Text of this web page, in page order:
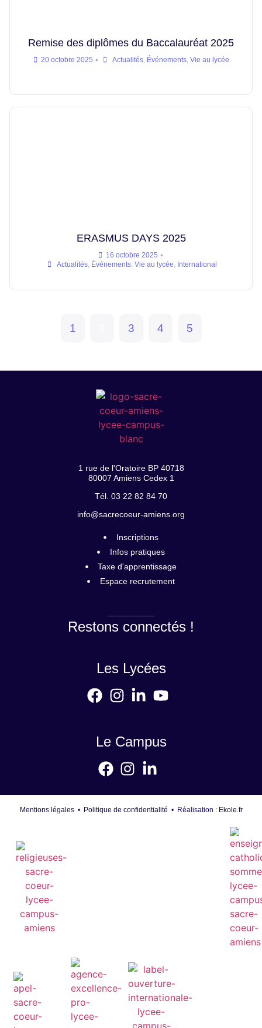
Remise des diplômes du Baccalauréat 2025
20 octobre 2025 • Actualités, Événements, Vie au lycée
ERASMUS DAYS 2025
16 octobre 2025 •
Actualités, Événements, Vie au lycée, International
1 3 4 5
1 rue de l'Oratoire BP 40718
80007 Amiens Cedex 1
Tél. 03 22 82 84 70
info@sacrecoeur-amiens.org
Inscriptions
Infos pratiques
Taxe d'apprentissage
Espace recrutement
Restons connectés !
Les Lycées
Le Campus
Mentions légales• Politique de confidentialité • Réalisation : Ekole.fr